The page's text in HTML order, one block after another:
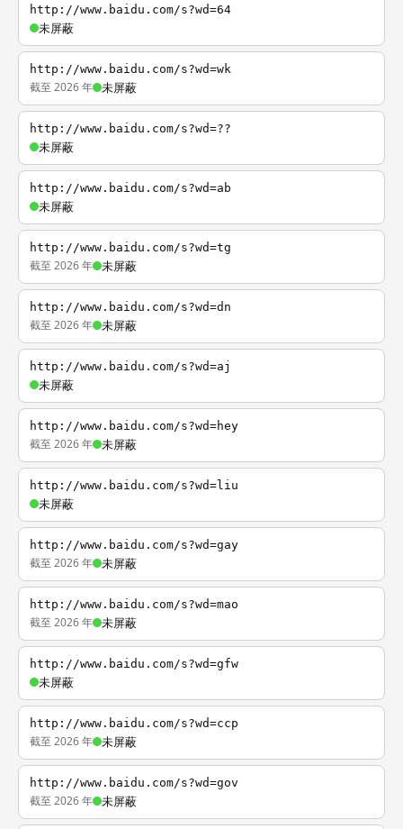
http://www.baidu.com/s?wd=64
未屏蔽
http://www.baidu.com/s?wd=wk
截至 2026 年 未屏蔽
http://www.baidu.com/s?wd=??
未屏蔽
http://www.baidu.com/s?wd=ab
未屏蔽
http://www.baidu.com/s?wd=tg
截至 2026 年 未屏蔽
http://www.baidu.com/s?wd=dn
截至 2026 年 未屏蔽
http://www.baidu.com/s?wd=aj
未屏蔽
http://www.baidu.com/s?wd=hey
截至 2026 年 未屏蔽
http://www.baidu.com/s?wd=liu
未屏蔽
http://www.baidu.com/s?wd=gay
截至 2026 年 未屏蔽
http://www.baidu.com/s?wd=mao
截至 2026 年 未屏蔽
http://www.baidu.com/s?wd=gfw
未屏蔽
http://www.baidu.com/s?wd=ccp
截至 2026 年 未屏蔽
http://www.baidu.com/s?wd=gov
截至 2026 年 未屏蔽